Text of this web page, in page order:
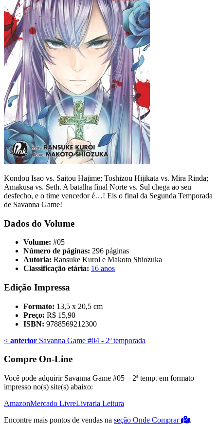
Kondou Isao vs. Saitou Hajime; Toshizou Hijikata vs. Mira Rinda;
Amakusa vs. Seth. A batalha final Norte vs. Sul chega ao seu
desfecho, e o time vencedor é…! Eis o final da Segunda Temporada
de Savanna Game!
Dados do Volume
Volume: #05
Número de páginas: 296 páginas
Autoria: Ransuke Kuroi e Makoto Shiozuka
Classificação etária: 16 anos
Edição Impressa
Formato: 13,5 x 20,5 cm
Preço: R$ 15,90
ISBN: 9788569212300
< anterior Savanna Game #04 - 2ª temporada
Compre On-Line
Você pode adquirir Savanna Game #05 – 2ª temp. em formato
impresso no(s) site(s) abaixo:
AmazonMercado LivreLivraria Leitura
Encontre mais pontos de vendas na seção Onde Comprar .